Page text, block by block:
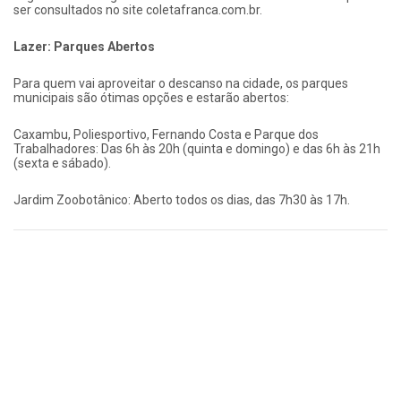
ser consultados no site coletafranca.com.br.
Lazer: Parques Abertos
Para quem vai aproveitar o descanso na cidade, os parques
municipais são ótimas opções e estarão abertos:
Caxambu, Poliesportivo, Fernando Costa e Parque dos
Trabalhadores: Das 6h às 20h (quinta e domingo) e das 6h às 21h
(sexta e sábado).
Jardim Zoobotânico: Aberto todos os dias, das 7h30 às 17h.